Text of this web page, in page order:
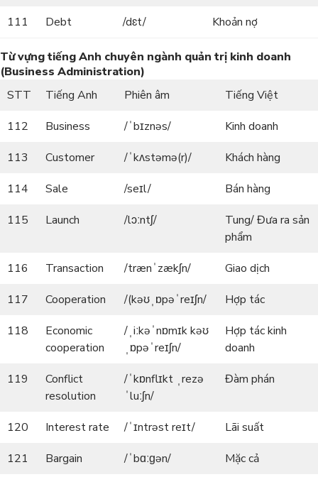
111
Debt /dɛt/ Khoản nợ
Từ vựngtiếng Anh chuyên ngành quản trị kinh doanh
(Business Administration)
STT
Tiếng Anh Phiên âm
Tiếng Việt
112
Business /ˈbɪznəs/
Kinh doanh
113
Customer /ˈkʌstəmə(r)/
Khách hàng
114
Sale /seɪl/
Bán hàng
115
Launch /lɔːntʃ/
Tung/ Đưa ra sản
phẩm
116
Transaction /trænˈzækʃn/
Giao dịch
117
Cooperation /(kəʊˌɒpəˈreɪʃn/
Hợp tác
118
Economic
cooperation
/ˌiːkəˈnɒmɪk kəʊ
ˌɒpəˈreɪʃn/
Hợp tác kinh
doanh
119
Conflict
resolution
/ˈkɒnflɪkt ˌrezə
ˈluːʃn/
Đàm phán
120 Interest rate /ˈɪntrəst reɪt/
Lãi suất
121
Bargain /ˈbɑːɡən/
Mặc cả